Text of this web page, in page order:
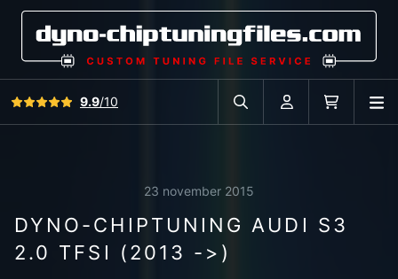
Bekijk alle reviews
9.9/10
Zoek in autodatabase
Account
23 november 2015
DYNO-CHIPTUNING AUDI S3
2.0 TFSI (2013 ->)